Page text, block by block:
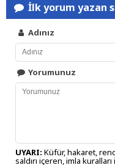
İlk yorum yazan
Adınız
Yorumunuz
UYARI: Küfür, hakaret,
saldırı içeren, imla kuralları